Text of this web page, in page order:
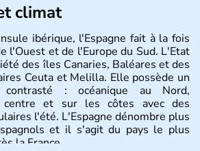
climat
ibérique, l'Espagne fait à la fois
l'Ouest et de l'Europe du Sud. L'Etat
des îles Canaries, Baléares et des
Ceuta et Melilla. Elle possède un
: océanique au Nord,
centre et sur les côtes avec des
l'été. L'Espagne dénombre plus
et il s'agit du pays le plus
la France.